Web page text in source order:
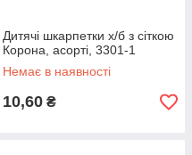
Дитячі шкарпетки х/б з сіткою
Корона, асорті, 3301-1
Немає в наявності
10,60 ₴